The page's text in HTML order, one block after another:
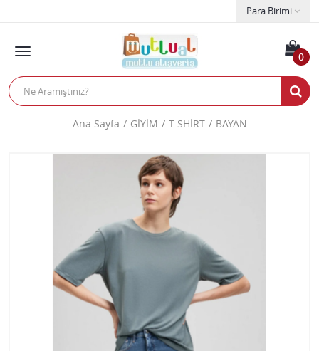
Para Birimi
0
Ana Sayfa GİYİM T-SHİRT BAYAN